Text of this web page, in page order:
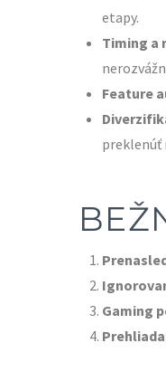
etapy.
Timing a
Feature
preklenúť
Gaming